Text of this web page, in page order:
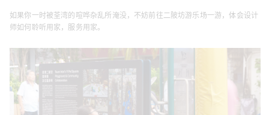
如果你一时被荃湾的喧哗杂乱所淹没，不妨前往二陂坊游乐场一游，体会设计
师如何聆听用家，服务用家。